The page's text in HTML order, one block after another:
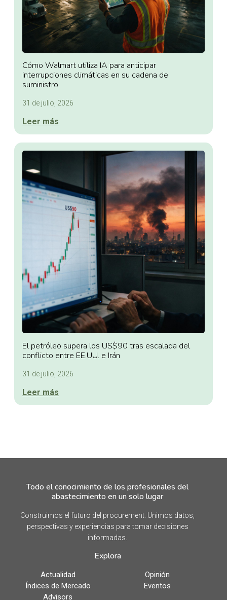
Cómo Walmart utiliza IA para anticipar
interrupciones climáticas en su cadena de
suministro
31 de julio, 2026
Leer más
El petróleo supera los US$90 tras escalada del
conflicto entre EE.UU. e Irán
31 de julio, 2026
Leer más
Todo el conocimiento de los profesionales del
abastecimiento en un solo lugar
Construimos el futuro del procurement. Unimos datos,
perspectivas y experiencias para tomar decisiones
informadas.
Explora
Actualidad
Opinión
Índices de Mercado
Eventos
Advisors